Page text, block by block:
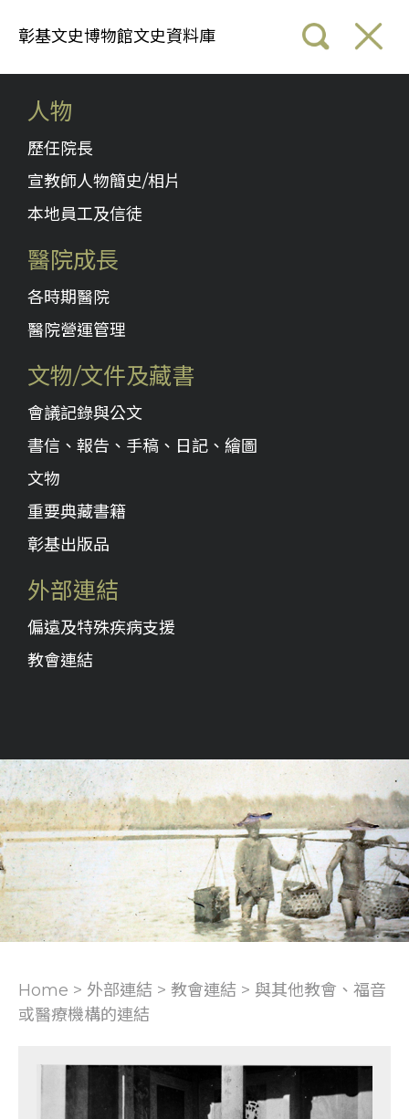
彰基文史博物館文史資料庫
人物
歷任院長
宣教師人物簡史/相片
本地員工及信徒
醫院成長
各時期醫院
醫院營運管理
文物/文件及藏書
會議記錄與公文
書信、報告、手稿、日記、繪圖
文物
重要典藏書籍
彰基出版品
外部連結
偏遠及特殊疾病支援
教會連結
Home > 外部連結 > 教會連結 > 與其他教會、福音
或醫療機構的連結